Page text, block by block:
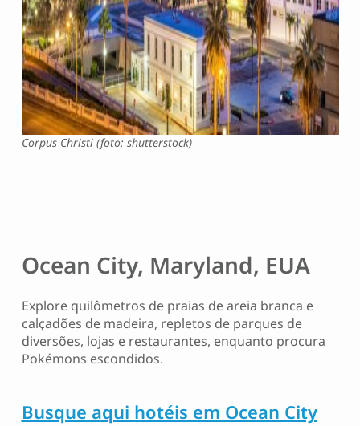
Corpus Christi (foto: shutterstock)
Ocean City, Maryland, EUA
Explore quilômetros de praias de areia branca e
calçadões de madeira, repletos de parques de
diversões, lojas e restaurantes, enquanto procura
Pokémons escondidos.
Busque aqui hotéis em Ocean City